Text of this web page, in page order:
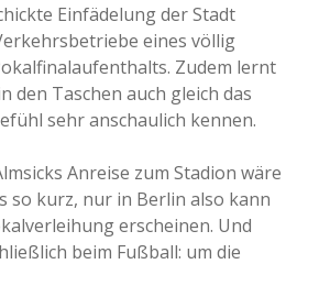
Einfädelung der Stadt
eines völlig
Zudem lernt
den Taschen auch gleich das
sehr anschaulich kennen.
Anreise zum Stadion wäre
so kurz, nur in Berlin also kann
erscheinen. Und
beim Fußball: um die